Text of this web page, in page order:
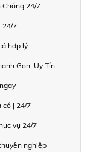
Chóng 24/7
24/7
hợp lý
Gọn, Uy Tín
có | 24/7
vụ 24/7
nghiệp